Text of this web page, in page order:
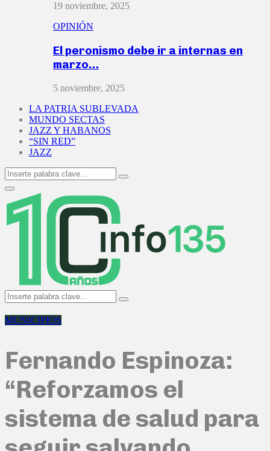
19 noviembre, 2025
OPINIÓN
El peronismo debe ir a internas en
marzo…
5 noviembre, 2025
LA PATRIA SUBLEVADA
MUNDO SECTAS
JAZZ Y HABANOS
“SIN RED”
JAZZ
Search
for:
Search
Primary
Menu
Search
for:
Search
MUNICIPIOS
Fernando Espinoza:
“Reforzamos el
sistema de salud para